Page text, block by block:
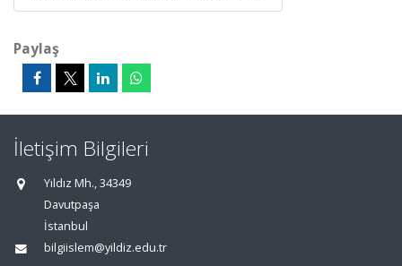
Paylaş
İletişim Bilgileri
Yıldız Mh., 34349
Davutpaşa
İstanbul
bilgiislem@yildiz.edu.tr